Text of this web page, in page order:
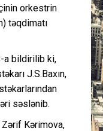
etikası
orkestrin
təqdimatı
a bildirilib ki,
J.S.Baxın,
səslənib.
Kərimova,